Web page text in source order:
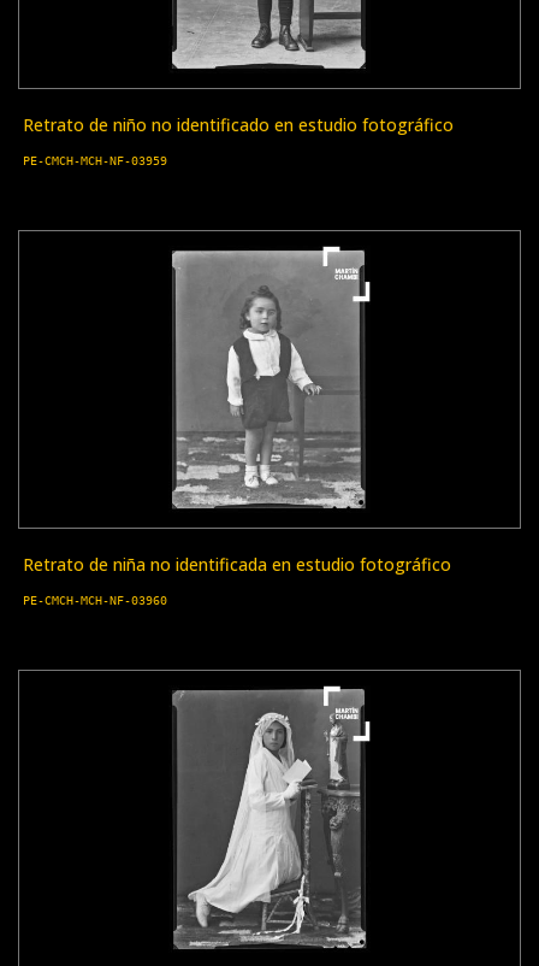
Retrato de niño no identificado en estudio fotográfico
PE-CMCH-MCH-NF-03959
Retrato de niña no identificada en estudio fotográfico
PE-CMCH-MCH-NF-03960